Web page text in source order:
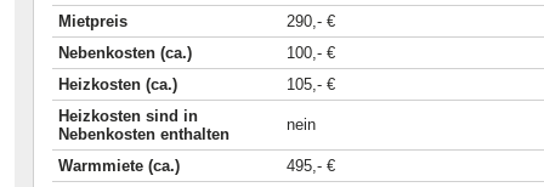
Mietpreis
290,- €
Nebenkosten (ca.)
100,- €
Heizkosten (ca.)
105,- €
Heizkosten sind in
Nebenkosten enthalten
nein
Warmmiete (ca.)
495,- €